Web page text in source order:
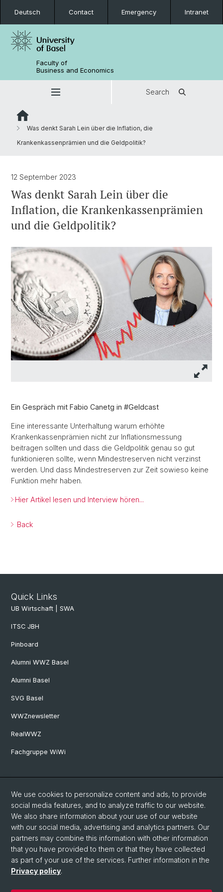
Deutsch Contact Emergency Intranet
Faculty of
Business and Economics
Search
Was denkt Sarah Lein über die Inflation, die
Krankenkassenprämien und die Geldpolitik?
12 September 2023
Was denkt Sarah Lein über die
Inflation, die Krankenkassenprämien
und die Geldpolitik?
Ein Gespräch mit Fabio Canetg in #Geldcast
Eine interessante Unterhaltung warum erhöhte
Krankenkassenprämien nicht zur Inflationsmessung
beitragen sollten und dass die Geldpolitik genau so gut
funktionieren sollte, wenn Mindestreserven nicht verzinst
werden. Und dass Mindestreserven zur Zeit sowieso keine
Funktion mehr haben.
Hier Artikel lesen und Interview hören...
Back
Quick Links
UB Wirtschaft | SWA
ITSC JBH
Pinboard
Alumni WWZ Basel
Alumni Basel
SVG Basel
WWZnewsletter
RealWWZ
Fachgruppe WiWi
LinkedIn
Youtube
WWZFaculty Blog
We use cookies to personalize content and ads, to provide
social media features, and to analyze traffic to our website.
We also share information about your use of our website
with our social media, advertising and analytics partners. Our
partners may combine this information with other information
that you have provided to them or that they have collected
as part of your use of the services. Further information in the
Privacy policy.